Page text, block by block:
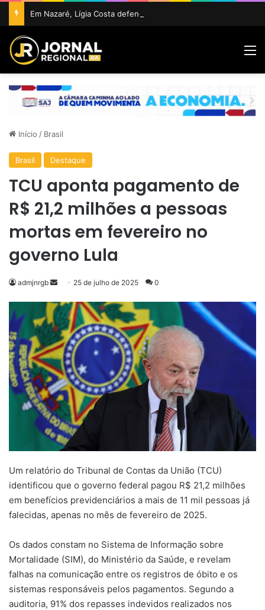
Início / Brasil
Brasil Destaque
TCU aponta pagamento de
R$ 21,2 milhões a pessoas
mortas em fevereiro no
governo Lula
admjnrgb
Mande
e-
mail
25 de julho de 2025 0
Um relatório do Tribunal de Contas da União (TCU)
identificou que o governo federal pagou R$ 21,2 milhões
em benefícios previdenciários a mais de 11 mil pessoas já
falecidas, apenas no mês de fevereiro de 2025.
Os dados constam no Sistema de Informação sobre
Mortalidade (SIM), do Ministério da Saúde, e revelam
falhas na comunicação entre os registros de óbito e os
sistemas responsáveis pelos pagamentos. Segundo a
auditoria, 91% dos repasses indevidos realizados nos